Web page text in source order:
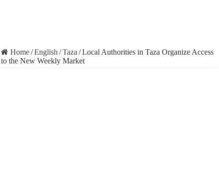
Home/English /Taza /Local Authorities in Taza Organize Access
to the New Weekly Market